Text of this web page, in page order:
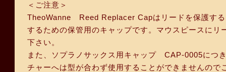
＜ご注意＞
TheoWanne Reed Replacer Capはリードを保護す
するための保管用のキャップです。マウスピースに
下さい。
また、ソプラノサックス用キャップ CAP-0005につ
チャーへは型が合わず使用することができませんので